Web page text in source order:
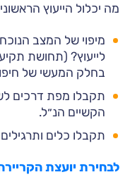
מה יכלול הייעוץ
מיפוי של המצב
לייעוץ? (תחושת
בחלק המעשי של
תקבלו מפת דרכים
הקשיים הנ״ל.
תקבלו כלים
לבחירת יועצת